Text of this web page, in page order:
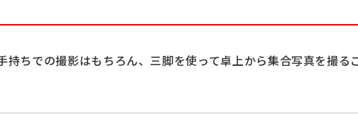
ちでの撮影はもちろん、三脚を使って卓上から集合写真を撮る